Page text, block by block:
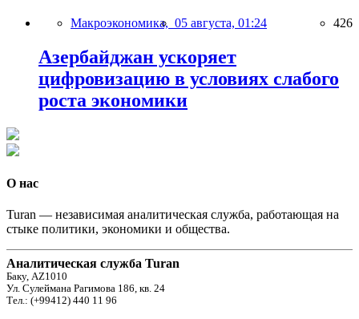
Макроэкономика, 05 августа, 01:24 426
Азербайджан ускоряет
цифровизацию в условиях слабого
роста экономики
О нас
Turan — независимая аналитическая служба, работающая на
стыке политики, экономики и общества.
Аналитическая служба Turan
Баку, AZ1010
Ул. Сулеймана Рагимова 186, кв. 24
Тел.: (+99412) 440 11 96